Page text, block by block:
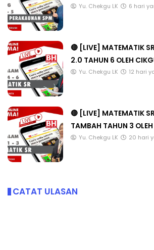
Yu. Chekgu LK 6 hari
🔴 [LIVE] MATEMATIK
2.0 TAHUN 6 OLEH
Yu. Chekgu LK 12 hari
🔴 [LIVE] MATEMATIK
TAMBAH TAHUN 3
Yu. Chekgu LK 20 hari
CATAT ULASAN